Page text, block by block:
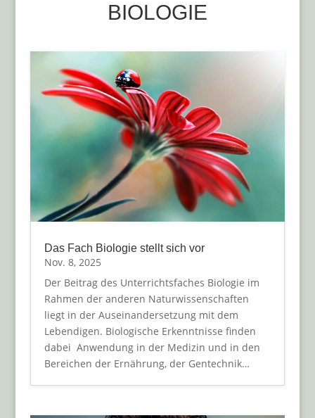
BIOLOGIE
Das Fach Biologie stellt sich vor
Nov. 8, 2025
Der Beitrag des Unterrichtsfaches Biologie im
Rahmen der anderen Naturwissenschaften
liegt in der Auseinandersetzung mit dem
Lebendigen. Biologische Erkenntnisse finden
dabei Anwendung in der Medizin und in den
Bereichen der Ernährung, der Gentechnik…